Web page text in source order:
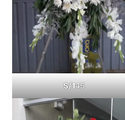
S/145